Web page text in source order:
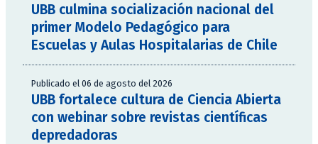
UBB culmina socialización nacional del
primer Modelo Pedagógico para
Escuelas y Aulas Hospitalarias de Chile
Publicado el 06 de agosto del 2026
UBB fortalece cultura de Ciencia Abierta
con webinar sobre revistas científicas
depredadoras